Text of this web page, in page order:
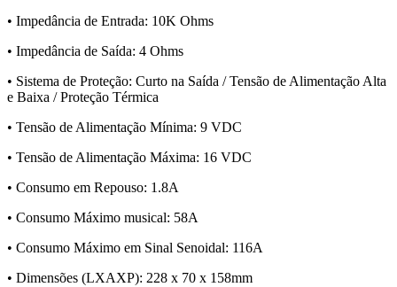
• Impedância de Entrada: 10K Ohms
• Impedância de Saída: 4 Ohms
• Sistema de Proteção: Curto na Saída / Tensão de Alimentação Alta
e Baixa / Proteção Térmica
• Tensão de Alimentação Mínima: 9 VDC
• Tensão de Alimentação Máxima: 16 VDC
• Consumo em Repouso: 1.8A
• Consumo Máximo musical: 58A
• Consumo Máximo em Sinal Senoidal: 116A
• Dimensões (LXAXP): 228 x 70 x 158mm